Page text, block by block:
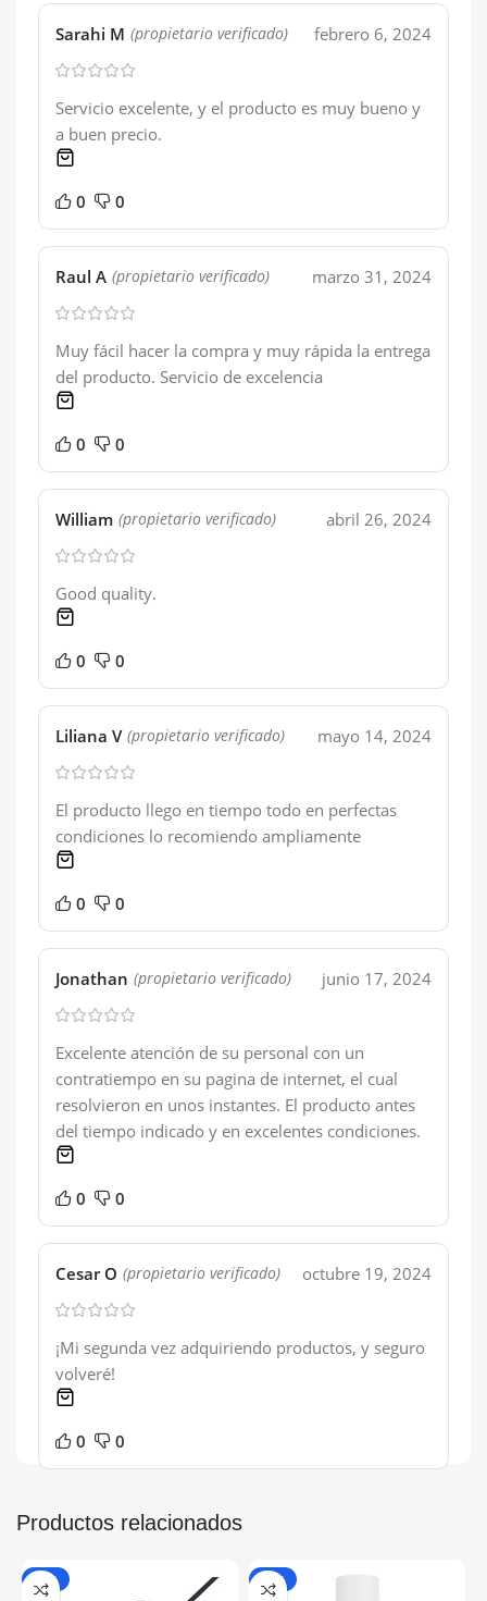
Sarahi M (propietario verificado) febrero 6, 2024
Servicio excelente, y el producto es muy bueno y
a buen precio.
0 0
Raul A (propietario verificado) marzo 31, 2024
Muy fácil hacer la compra y muy rápida la entrega
del producto. Servicio de excelencia
0 0
William (propietario verificado) abril 26, 2024
Good quality.
0 0
Liliana V (propietario verificado) mayo 14, 2024
El producto llego en tiempo todo en perfectas
condiciones lo recomiendo ampliamente
0 0
Jonathan (propietario verificado) junio 17, 2024
Excelente atención de su personal con un
contratiempo en su pagina de internet, el cual
resolvieron en unos instantes. El producto antes
del tiempo indicado y en excelentes condiciones.
0 0
Cesar O (propietario verificado) octubre 19, 2024
¡Mi segunda vez adquiriendo productos, y seguro
volveré!
0 0
Productos relacionados
-17% -17%